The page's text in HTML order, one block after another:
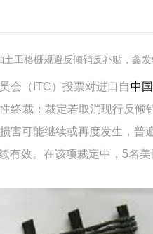
工格栅规避反倾销反补贴，鑫
会（ITC）投票对进口自中
终裁：裁定若取消现行反
害可能继续或再度发生，普
有效。在该项裁定中，5名